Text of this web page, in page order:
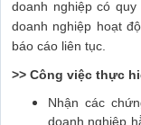
doanh nghiệp có
doanh nghiệp hoạt
báo cáo liên tục.
>> Công việc thực
Nhận các
doanh nghiệp